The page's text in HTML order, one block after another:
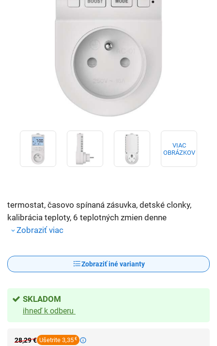
VIAC
OBRÁZKOV
termostat, časovo spínaná zásuvka, detské clonky,
kalibrácia teploty, 6 teplotných zmien denne
Zobraziť viac
Zobraziť iné varianty
SKLADOM
ihneď k odberu
28,29€ Ušetrite 3,35 €